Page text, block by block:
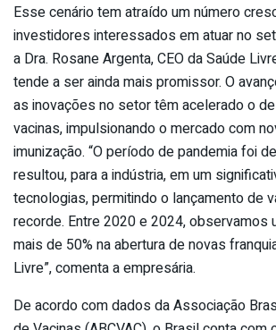
Esse cenário tem atraído um número
investidores interessados em atuar no
a Dra. Rosane Argenta, CEO da Saúde
tende a ser ainda mais promissor. O
as inovações no setor têm acelerado o
vacinas, impulsionando o mercado com
imunização. “O período de pandemia foi
resultou, para a indústria, em um
tecnologias, permitindo o lançamento de
recorde. Entre 2020 e 2024, observamos
mais de 50% na abertura de novas
Livre”, comenta a empresária.
De acordo com dados da Associação